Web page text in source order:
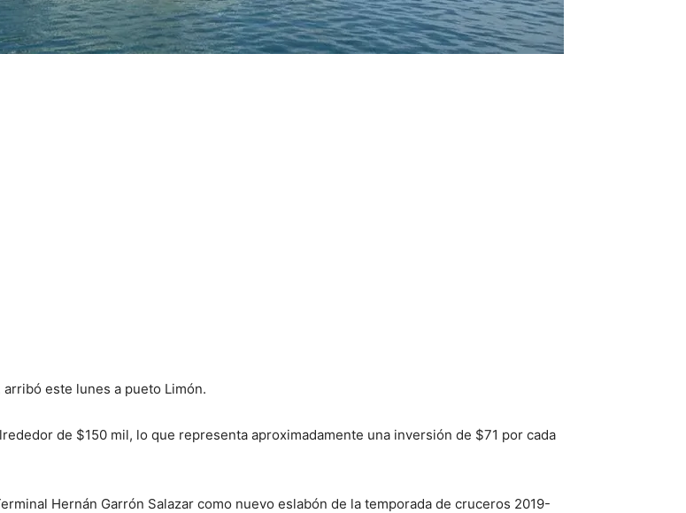
este lunes a pueto Limón.
de $150 mil, lo que representa aproximadamente una inversión de $71 por cada
Hernán Garrón Salazar como nuevo eslabón de la temporada de cruceros 2019-